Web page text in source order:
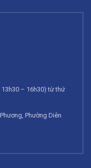
13h30 – 16h30) từ thứ
Phường Diên